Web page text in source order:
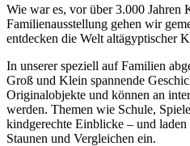
Wie war es, vor über 3.000 Jahren
Familienausstellung gehen wir
entdecken die Welt altägyptischer
In unserer speziell auf Familien
Groß und Klein spannende
Originalobjekte und können an
werden. Themen wie Schule,
kindgerechte Einblicke – und
Staunen und Vergleichen ein.